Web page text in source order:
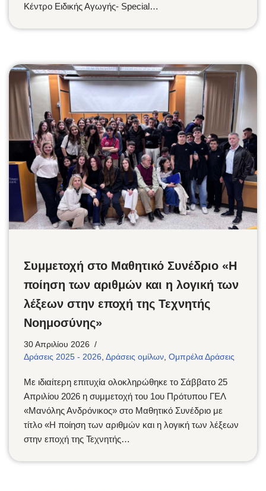
Κέντρο Ειδικής Αγωγής- Special…
Συμμετοχή στο Μαθητικό Συνέδριο «Η
ποίηση των αριθμών και η λογική των
λέξεων στην εποχή της Τεχνητής
Νοημοσύνης»
30 Απριλίου 2026
Δράσεις 2025 - 2026, Δράσεις ομίλων, Ομπρέλα Δράσεις
Με ιδιαίτερη επιτυχία ολοκληρώθηκε το Σάββατο 25
Απριλίου 2026 η συμμετοχή του 1ου Πρότυπου ΓΕΛ
«Μανόλης Ανδρόνικος» στο Μαθητικό Συνέδριο με
τίτλο «Η ποίηση των αριθμών και η λογική των λέξεων
στην εποχή της Τεχνητής…